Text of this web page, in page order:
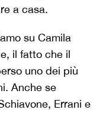
a casa.
su Camila
il fatto che il
uno dei più
Anche se
Errani e